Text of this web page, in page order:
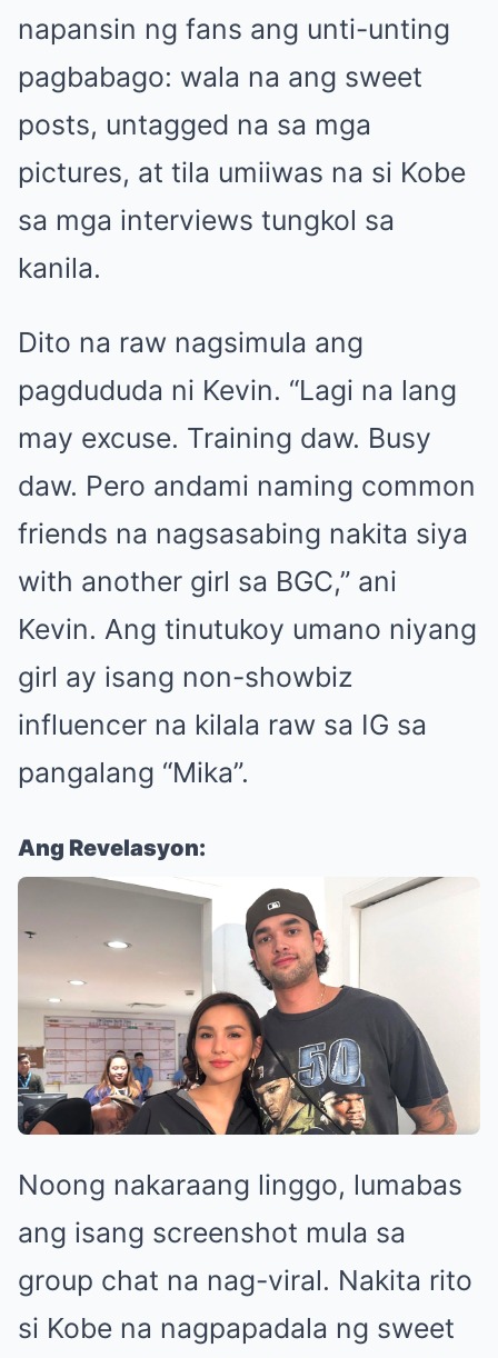
napansin ng fans ang unti-unting
pagbabago: wala na ang sweet
posts, untagged na sa mga
pictures, at tila umiiwas na si Kobe
sa mga interviews tungkol sa
kanila.
Dito na raw nagsimula ang
pagdududa ni Kevin. “Lagi na lang
may excuse. Training daw. Busy
daw. Pero andami naming common
friends na nagsasabing nakita siya
with another girl sa BGC,” ani
Kevin. Ang tinutukoy umano niyang
girl ay isang non-showbiz
influencer na kilala raw sa IG sa
pangalang “Mika”.
Ang Revelasyon:
Noong nakaraang linggo, lumabas
ang isang screenshot mula sa
group chat na nag-viral. Nakita rito
si Kobe na nagpapadala ng sweet